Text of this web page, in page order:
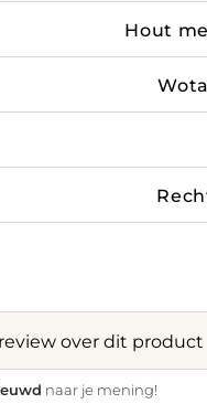
Hout
over dit product
naar je mening!